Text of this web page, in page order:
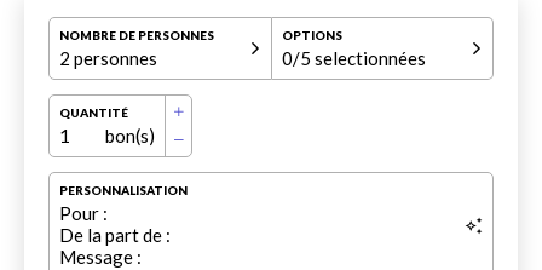
NOMBRE DE PERSONNES
2 personnes
OPTIONS
0/5 selectionnées
QUANTITÉ
1 bon(s)
PERSONNALISATION
Pour :
De la part de :
Message :